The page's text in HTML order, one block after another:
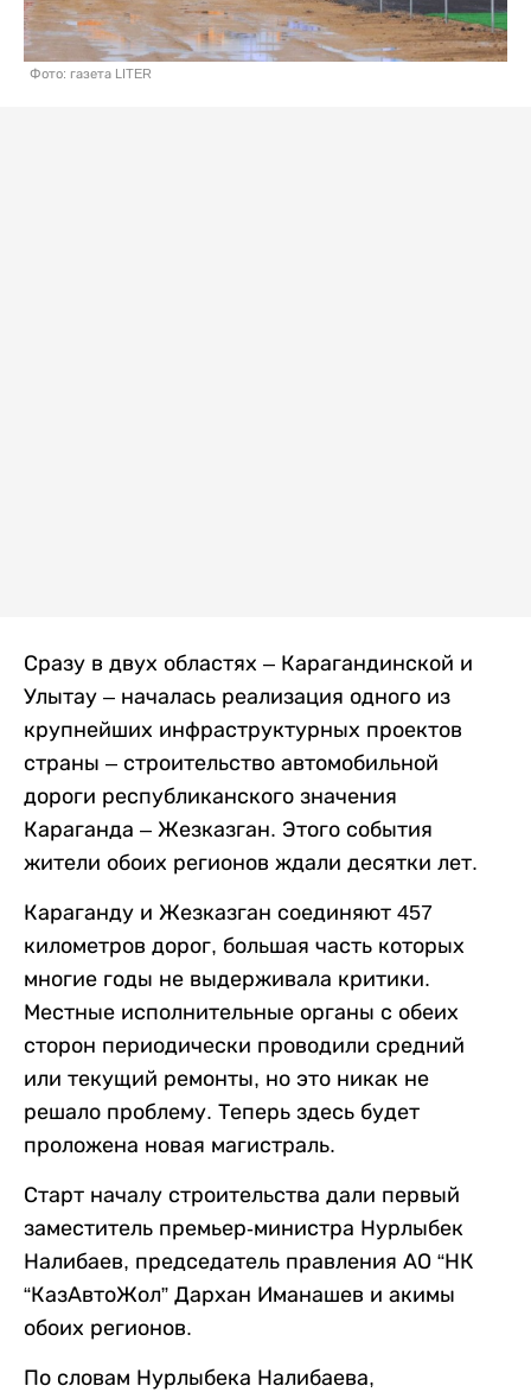
Фото: газета LITER
Сразу в двух областях – Карагандинской и
Улытау – началась реализация одного из
крупнейших инфраструктурных проектов
страны – строительство автомобильной
дороги республиканского значения
Караганда – Жезказган. Этого события
жители обоих регионов ждали десятки лет.
Караганду и Жезказган соединяют 457
километров дорог, большая часть которых
многие годы не выдерживала критики.
Местные исполнительные органы с обеих
сторон периодически проводили средний
или текущий ремонты, но это никак не
решало проблему. Теперь здесь будет
проложена новая магистраль.
Старт началу строительства дали первый
заместитель премьер-министра Нурлыбек
Налибаев, председатель правления АО “НК
“КазАвтоЖол” Дархан Иманашев и акимы
обоих регионов.
По словам Нурлыбека Налибаева,